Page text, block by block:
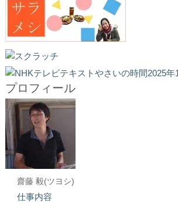
プロフィール
齋藤 毅(ツヨシ)
仕事内容